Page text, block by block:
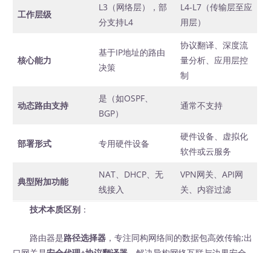
工作层级
L3（网络层），部
分支持L4
L4-L7（传输层至应
用层）
核心能力
基于IP地址的路由
决策
协议翻译、深度流
量分析、应用层控
制
动态路由支持
是（如OSPF、
BGP）
通常不支持
部署形式 专用硬件设备
硬件设备、虚拟化
软件或云服务
典型附加功能
NAT、DHCP、无
线接入
VPN网关、API网
关、内容过滤
技术本质区别 ：
路由器是路径选择器 ，专注同构网络间的数据包高效传输;出